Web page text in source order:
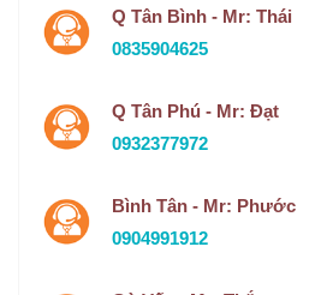
Q Tân Bình - Mr: Thái
0835904625
Q Tân Phú - Mr: Đạt
0932377972
Bình Tân - Mr: Phước
0904991912